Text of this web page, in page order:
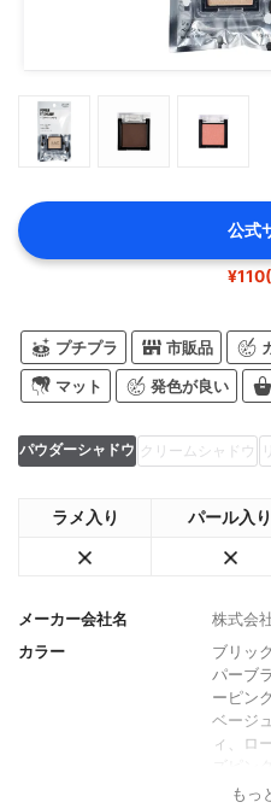
公式
プチプラ 市販品
マット 発色が良い
パウダーシャドウ クリームシャドウ
ラメ入り パール入り
メーカー会社名
株式会
カラー
ブリッ
パーブ
ーピン
ベージ
ィ、ロ
ク、シ
もっ